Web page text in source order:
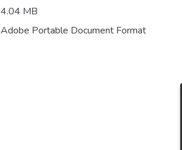
4.04 MB
Adobe Portable Document Format